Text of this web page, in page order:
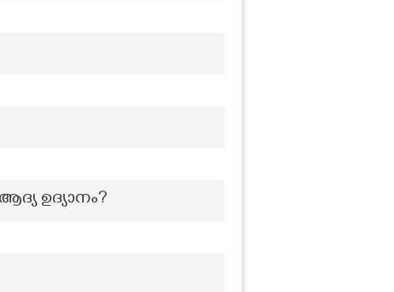
ഉദ്യാനം?